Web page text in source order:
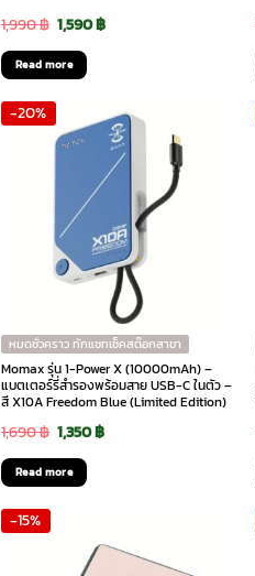
1,990฿ Original
price
was:
1,990 ฿.
1,590฿Current
1,590 ฿.
Read more
-20%
หมดชั่วคราว ทักแชทเช็คสต๊อกสาขา
Momax รุ่น 1-Power X (10000mAh) –
แบตเตอร์รี่สำรองพร้อมสาย USB-C ในตัว –
สี X10A Freedom Blue (Limited Edition)
1,690฿ Original
price
was:
1,350฿Current
Read more
-15%